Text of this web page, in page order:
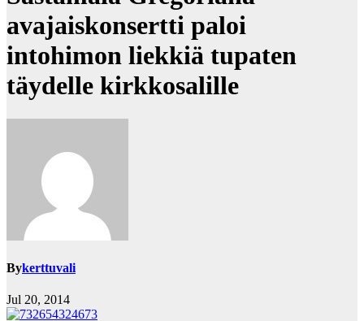
avajaiskonsertti paloi
intohimon liekkiä tupaten
täydelle kirkkosalille
Bykerttuvali
Jul 20, 2014